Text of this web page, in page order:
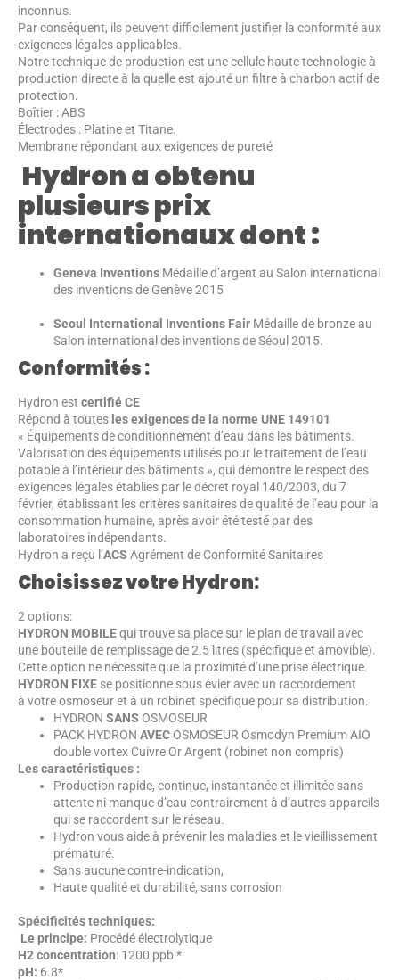
inconnus.
Par conséquent, ils peuvent difficilement justifier la conformité aux
exigences légales applicables.
Notre technique de production est une cellule haute technologie à
production directe à la quelle est ajouté un filtre à charbon actif de
protection.
Boîtier : ABS
Électrodes : Platine et Titane.
Membrane répondant aux exigences de pureté
Hydron a obtenu
plusieurs prix
internationaux dont :
Geneva Inventions Médaille d’argent au Salon international
des inventions de Genève 2015
Seoul International Inventions Fair Médaille de bronze au
Salon international des inventions de Séoul 2015.
Conformités :
Hydron est certifié CE
Répond à toutes les exigences de la norme UNE 149101
« Équipements de conditionnement d’eau dans les bâtiments.
Valorisation des équipements utilisés pour le traitement de l’eau
potable à l’intérieur des bâtiments », qui démontre le respect des
exigences légales établies par le décret royal 140/2003, du 7
février, établissant les critères sanitaires de qualité de l’eau pour la
consommation humaine, après avoir été testé par des
laboratoires indépendants.
Hydron a reçu l’ACS Agrément de Conformité Sanitaires
Choisissez votre Hydron:
2 options:
HYDRON MOBILEqui trouve sa place sur le plan de travail avec
une bouteille de remplissage de 2.5 litres (spécifique et amovible).
Cette option ne nécessite que la proximité d’une prise électrique.
HYDRON FIXE se positionne sous évier avec un raccordement
à votre osmoseur et à un robinet spécifique pour sa distribution.
HYDRON SANS OSMOSEUR
PACK HYDRON AVEC OSMOSEUR Osmodyn Premium AIO
double vortex Cuivre Or Argent (robinet non compris)
Les caractéristiques :
Production rapide, continue, instantanée et illimitée sans
attente ni manque d’eau contrairement à d’autres appareils
qui se raccordent sur le réseau.
Hydron vous aide à prévenir les maladies et le vieillissement
prématuré.
Sans aucune contre-indication,
Haute qualité et durabilité, sans corrosion
Spécificités techniques:
Le principe: Procédé électrolytique
H2 concentration: 1200 ppb *
pH: 6.8*